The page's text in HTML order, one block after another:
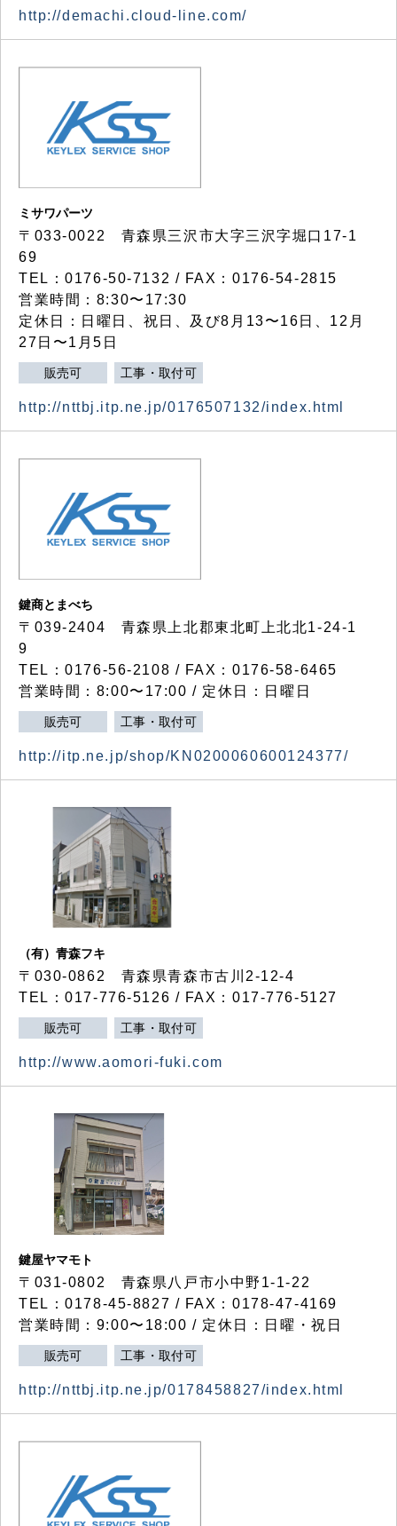
http://demachi.cloud-line.com/
ミサワパーツ
〒033-0022 青森県三沢市大字三沢字堀口17-1
69
TEL：0176-50-7132 / FAX：0176-54-2815
営業時間：8:30〜17:30
定休日：日曜日、祝日、及び8月13〜16日、12月
27日〜1月5日
販売可 工事・取付可
http://nttbj.itp.ne.jp/0176507132/index.html
鍵商とまべち
〒039-2404 青森県上北郡東北町上北北1-24-1
9
TEL：0176-56-2108 / FAX：0176-58-6465
営業時間：8:00〜17:00 / 定休日：日曜日
販売可 工事・取付可
http://itp.ne.jp/shop/KN0200060600124377/
（有）青森フキ
〒030-0862 青森県青森市古川2-12-4
TEL：017-776-5126 / FAX：017-776-5127
販売可 工事・取付可
http://www.aomori-fuki.com
鍵屋ヤマモト
〒031-0802 青森県八戸市小中野1-1-22
TEL：0178-45-8827 / FAX：0178-47-4169
営業時間：9:00〜18:00 / 定休日：日曜・祝日
販売可 工事・取付可
http://nttbj.itp.ne.jp/0178458827/index.html